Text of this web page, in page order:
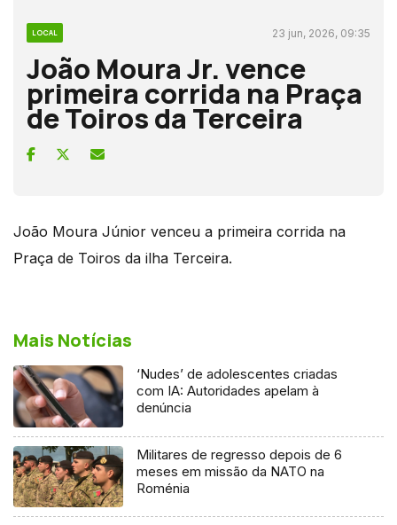
LOCAL 23 jun, 2026, 09:35
João Moura Jr. vence
primeira corrida na Praça
de Toiros da Terceira
João Moura Júnior venceu a primeira corrida na
Praça de Toiros da ilha Terceira.
Mais Notícias
‘Nudes’ de adolescentes criadas
com IA: Autoridades apelam à
denúncia
Militares de regresso depois de 6
meses em missão da NATO na
Roménia